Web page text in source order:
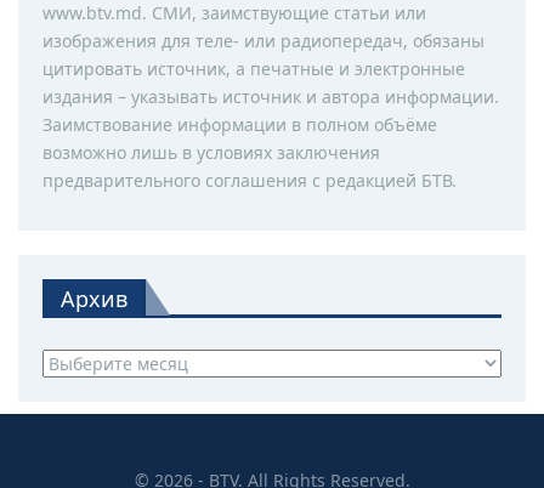
www.btv.md. СМИ, заимствующие статьи или
изображения для теле- или радиопередач, обязаны
цитировать источник, а печатные и электронные
издания – указывать источник и автора информации.
Заимствование информации в полном объёме
возможно лишь в условиях заключения
предварительного соглашения с редакцией БТВ.
Архив
Архив
© 2026 - BTV. All Rights Reserved.